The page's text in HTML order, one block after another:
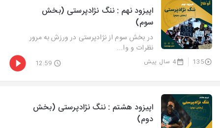
اپیزود نهم : ننگ نژادپرستی (بخش
سوم)
در بخش سوم از نژادپرستی در ورزش به مرور
نظرات و وا...
135 4 سال پیش 12:59
اپیزود هشتم : ننگ نژادپرستی (بخش
دوم)